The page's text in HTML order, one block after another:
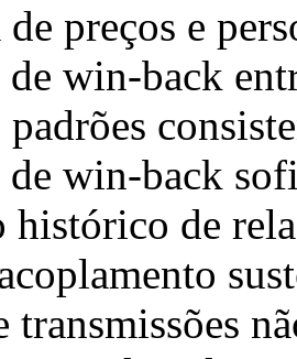
de preços e
win-back
win-back
histórico de
transmissões